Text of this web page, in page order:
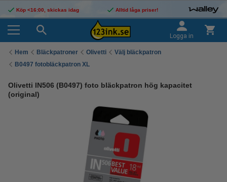
Köp <16:00, skickas idag Alltid låga priser!
Logga in
Hem Bläckpatroner Olivetti
Välj bläckpatron
B0497 fotobläckpatron XL
Olivetti IN506 (B0497) foto bläckpatron hög kapacitet
(original)